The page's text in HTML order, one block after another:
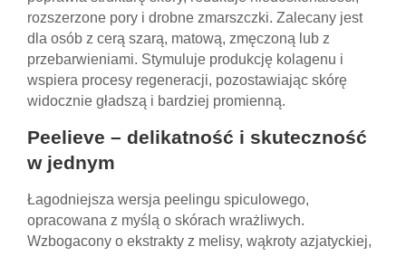
rozszerzone pory i drobne zmarszczki. Zalecany jest
dla osób z cerą szarą, matową, zmęczoną lub z
przebarwieniami. Stymuluje produkcję kolagenu i
wspiera procesy regeneracji, pozostawiając skórę
widocznie gładszą i bardziej promienną.
Peelieve – delikatność i skuteczność
w jednym
Łagodniejsza wersja peelingu spiculowego,
opracowana z myślą o skórach wrażliwych.
Wzbogacony o ekstrakty z melisy, wąkroty azjatyckiej,